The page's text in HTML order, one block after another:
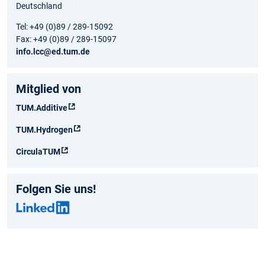
Deutschland
Tel: +49 (0)89 / 289-15092
Fax: +49 (0)89 / 289-15097
info.lcc@ed.tum.de
Mitglied von
TUM.Additive
TUM.Hydrogen
CirculaTUM
Folgen Sie uns!